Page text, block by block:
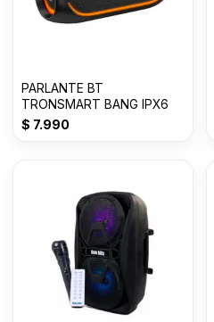
PARLANTE BT
TRONSMART BANG IPX6
$ 7.990